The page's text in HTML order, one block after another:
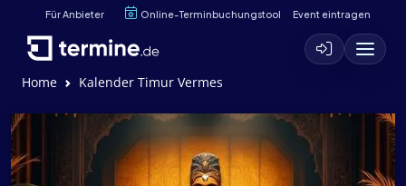
Für Anbieter Online-Terminbuchungstool Event eintragen
Home Kalender Timur Vermes